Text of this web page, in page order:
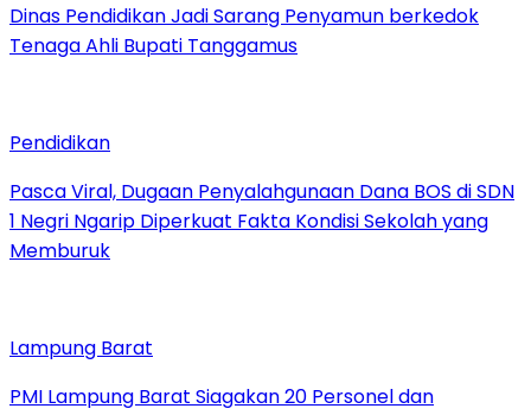
Dinas Pendidikan Jadi Sarang Penyamun berkedok
Tenaga Ahli Bupati Tanggamus
Pendidikan
Pasca Viral, Dugaan Penyalahgunaan Dana BOS di SDN
1 Negri Ngarip Diperkuat Fakta Kondisi Sekolah yang
Memburuk
Lampung Barat
PMI Lampung Barat Siagakan 20 Personel dan